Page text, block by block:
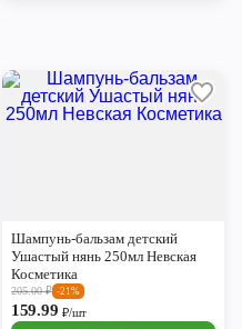
Шампунь-бальзам детский
Ушастый нянь 250мл Невская
Косметика
205.00₽ -21%
159.99 ₽/шт